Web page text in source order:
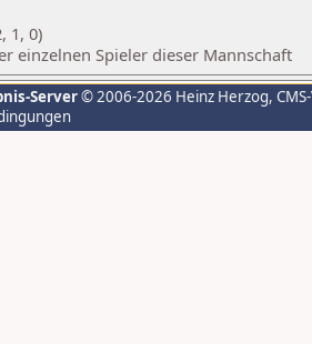
1, 0)
einzelnen Spieler dieser Mannschaft
Server© 2006-2026 Heinz Herzog,